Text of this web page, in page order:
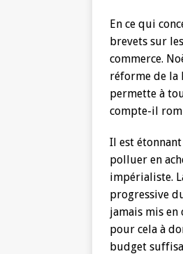
En ce qui
brevets sur
commerce.
réforme de la
permette à
compte-il
Il est étonnant
polluer en
impérialiste.
progressive
jamais mis
pour cela à
budget